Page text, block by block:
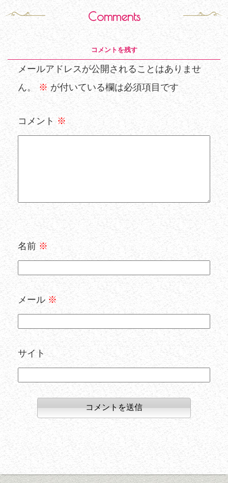
Comments
コメントを残す
メールアドレスが公開されることはありませ
ん。
※ が付いている欄は必須項目です
コメント ※
名前 ※
メール ※
サイト